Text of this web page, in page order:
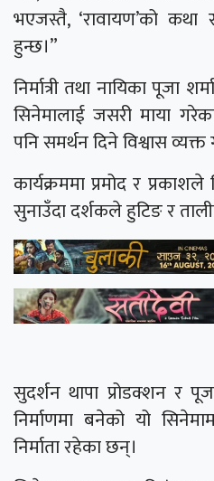
भएजस्तै, ‘रावायण’को कथा
हुन्छ।”
निर्मात्री तथा नायिका पूजा
सिनेमालाई जसरी माया
पनि समर्थन दिने विश्वास व्यक्त
कार्यक्रममा प्रमोद र
सुनाउँदा दर्शकले हुटिङ र
सुदर्शन थापा प्रोडक्शन र
निर्माणमा बनेको यो
निर्माता रहेका छन्।